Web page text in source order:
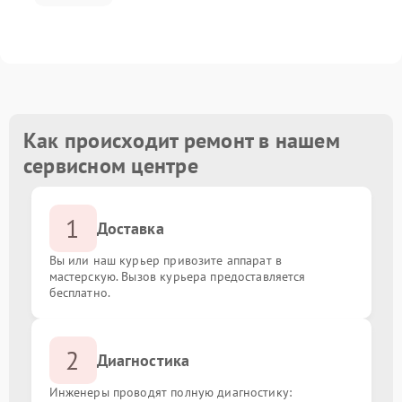
Как происходит ремонт в нашем
сервисном центре
1 Доставка
Вы или наш курьер привозите аппарат в
мастерскую. Вызов курьера предоставляется
бесплатно.
2 Диагностика
Инженеры проводят полную диагностику: